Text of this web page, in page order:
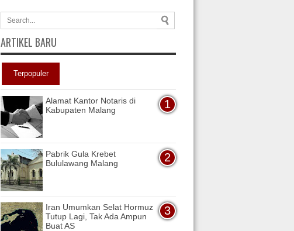
ARTIKEL BARU
Terpopuler
Alamat Kantor Notaris di
Kabupaten Malang
Pabrik Gula Krebet
Bululawang Malang
Iran Umumkan Selat Hormuz
Tutup Lagi, Tak Ada Ampun
Buat AS